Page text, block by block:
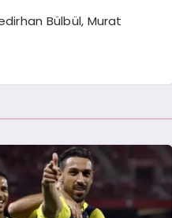
Bülbül, Murat